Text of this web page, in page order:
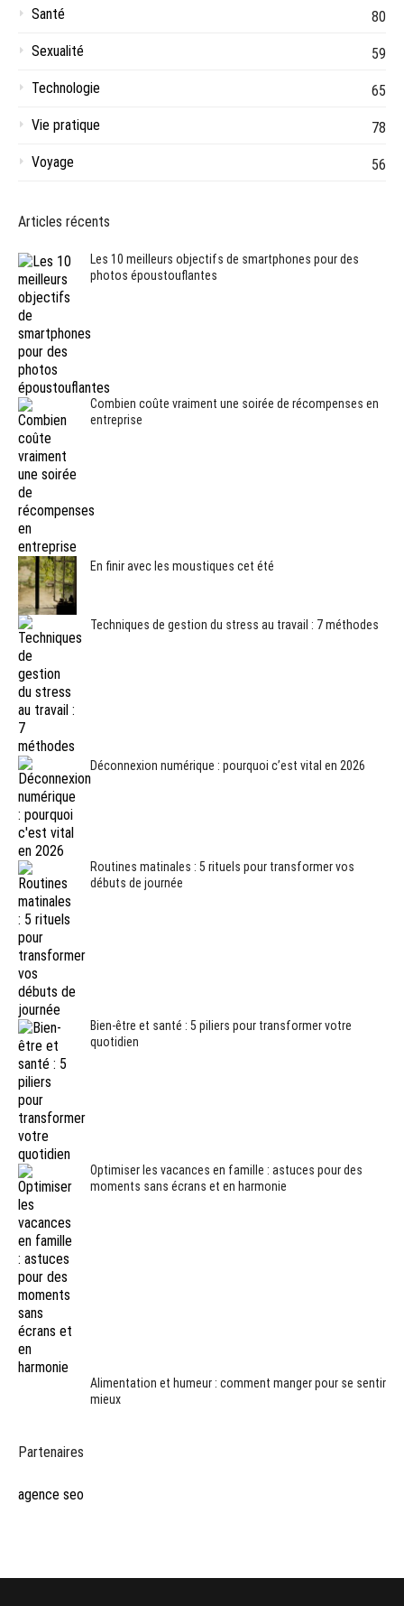
Santé
80
Sexualité
59
Technologie
65
Vie pratique
78
Voyage
56
Articles récents
Les 10 meilleurs objectifs de smartphones pour des
photos époustouflantes
Combien coûte vraiment une soirée de récompenses en
entreprise
En finir avec les moustiques cet été
Techniques de gestion du stress au travail : 7 méthodes
Déconnexion numérique : pourquoi c’est vital en 2026
Routines matinales : 5 rituels pour transformer vos
débuts de journée
Bien-être et santé : 5 piliers pour transformer votre
quotidien
Optimiser les vacances en famille : astuces pour des
moments sans écrans et en harmonie
Alimentation et humeur : comment manger pour se sentir
mieux
Partenaires
agence seo